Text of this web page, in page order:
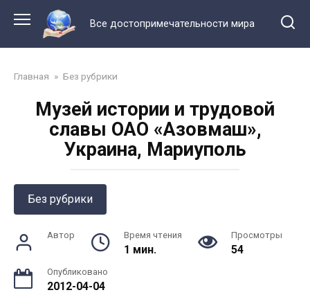
контенту
Все достопримечательности мира
Главная » Без рубрики
Музей истории и трудовой
славы ОАО «Азовмаш»,
Украина, Мариуполь
Без рубрики
Автор Время чтения
1 мин.
Просмотры
54
Опубликовано
2012-04-04